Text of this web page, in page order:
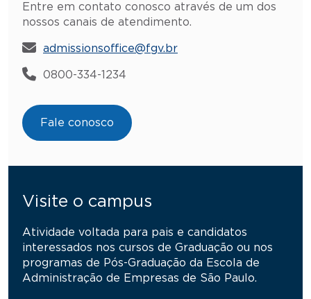
Entre em contato conosco através de um dos
nossos canais de atendimento.
admissionsoffice@fgv.br
0800-334-1234
Fale conosco
Visite o campus
Atividade voltada para pais e candidatos
interessados nos cursos de Graduação ou nos
programas de Pós-Graduação da Escola de
Administração de Empresas de São Paulo.